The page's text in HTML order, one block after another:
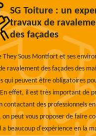
SG Toiture : un
travaux de
des façades
They Sous Montfort et ses
ravalement des façades des
qui peuvent être obligatoires
effet, il est très important de
contactant des professionnels
on peut vous proposer de faire
a beaucoup d'expérience en la